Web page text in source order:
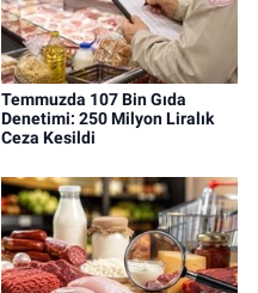
Temmuzda 107 Bin Gıda
Denetimi: 250 Milyon Liralık
Ceza Kesildi